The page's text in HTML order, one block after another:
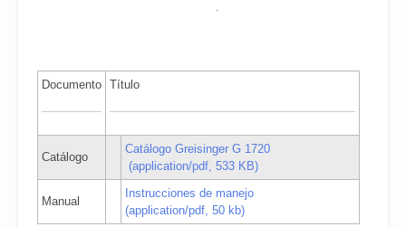
Documento Título
Catálogo
Catálogo Greisinger G 1720
(application/pdf, 533 KB)
Manual
Instrucciones de manejo
(application/pdf, 50 kb)